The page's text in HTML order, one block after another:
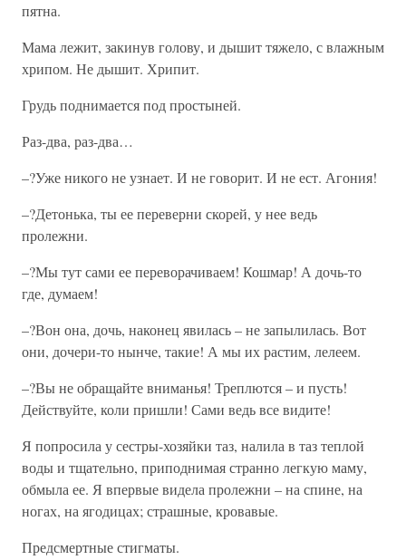
пятна.
Мама лежит, закинув голову, и дышит тяжело, с влажным
хрипом. Не дышит. Хрипит.
Грудь поднимается под простыней.
Раз-два, раз-два…
–?Уже никого не узнает. И не говорит. И не ест. Агония!
–?Детонька, ты ее переверни скорей, у нее ведь
пролежни.
–?Мы тут сами ее переворачиваем! Кошмар! А дочь-то
где, думаем!
–?Вон она, дочь, наконец явилась – не запылилась. Вот
они, дочери-то нынче, такие! А мы их растим, лелеем.
–?Вы не обращайте вниманья! Треплются – и пусть!
Действуйте, коли пришли! Сами ведь все видите!
Я попросила у сестры-хозяйки таз, налила в таз теплой
воды и тщательно, приподнимая странно легкую маму,
обмыла ее. Я впервые видела пролежни – на спине, на
ногах, на ягодицах; страшные, кровавые.
Предсмертные стигматы.